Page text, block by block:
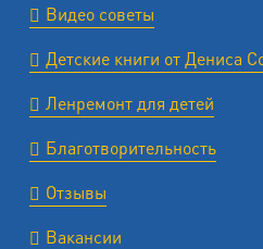
Видео советы
Детские книги от Дениса
Ленремонт для детей
Благотворительность
Отзывы
Вакансии